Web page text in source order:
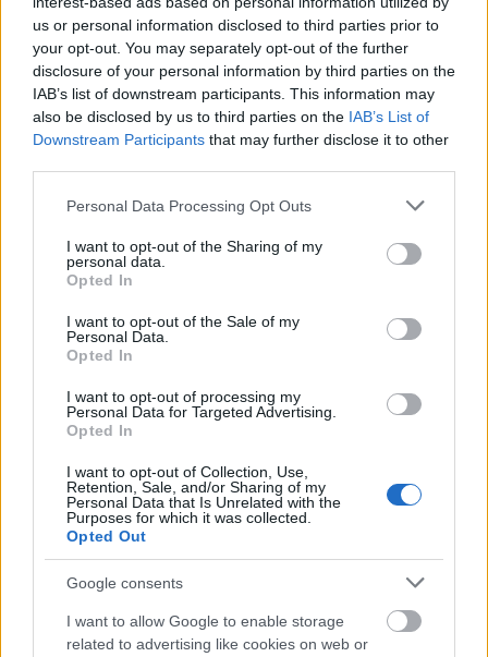
us or personal information disclosed to third parties prior to
your opt-out. You may separately opt-out of the further
disclosure of your personal information by third parties on the
IAB’s list of downstream participants. This information may
also be disclosed by us to third parties on the IAB’s List of
Downstream Participants that may further disclose it to other
Please note that this website/app uses one or more Google
not limited to your visit or usage behaviour. You may click to
grant or deny consent to Google and its third-party tags to
use your data for below specified purposes in below Google
consent section.
Personal Data Processing Opt Outs
I want to opt-out of the Sharing of my
personal data.
Opted In
I want to opt-out of the Sale of my
Personal Data.
Opted In
I want to opt-out of processing my
Personal Data for Targeted Advertising.
Opted In
I want to opt-out of Collection, Use,
Retention, Sale, and/or Sharing of my
Personal Data that Is Unrelated with the
Purposes for which it was collected.
Opted Out
Google consents
I want to allow Google to enable storage
related to advertising like cookies on web or
Mozgókép: 6380 Emergency Treatment
Center
Kis magyar LEGO arcképcsarnok (4.):
tévéből jövők
United colors of...
Szólj hozzá!
A hozzászóláshoz be kell lépned!